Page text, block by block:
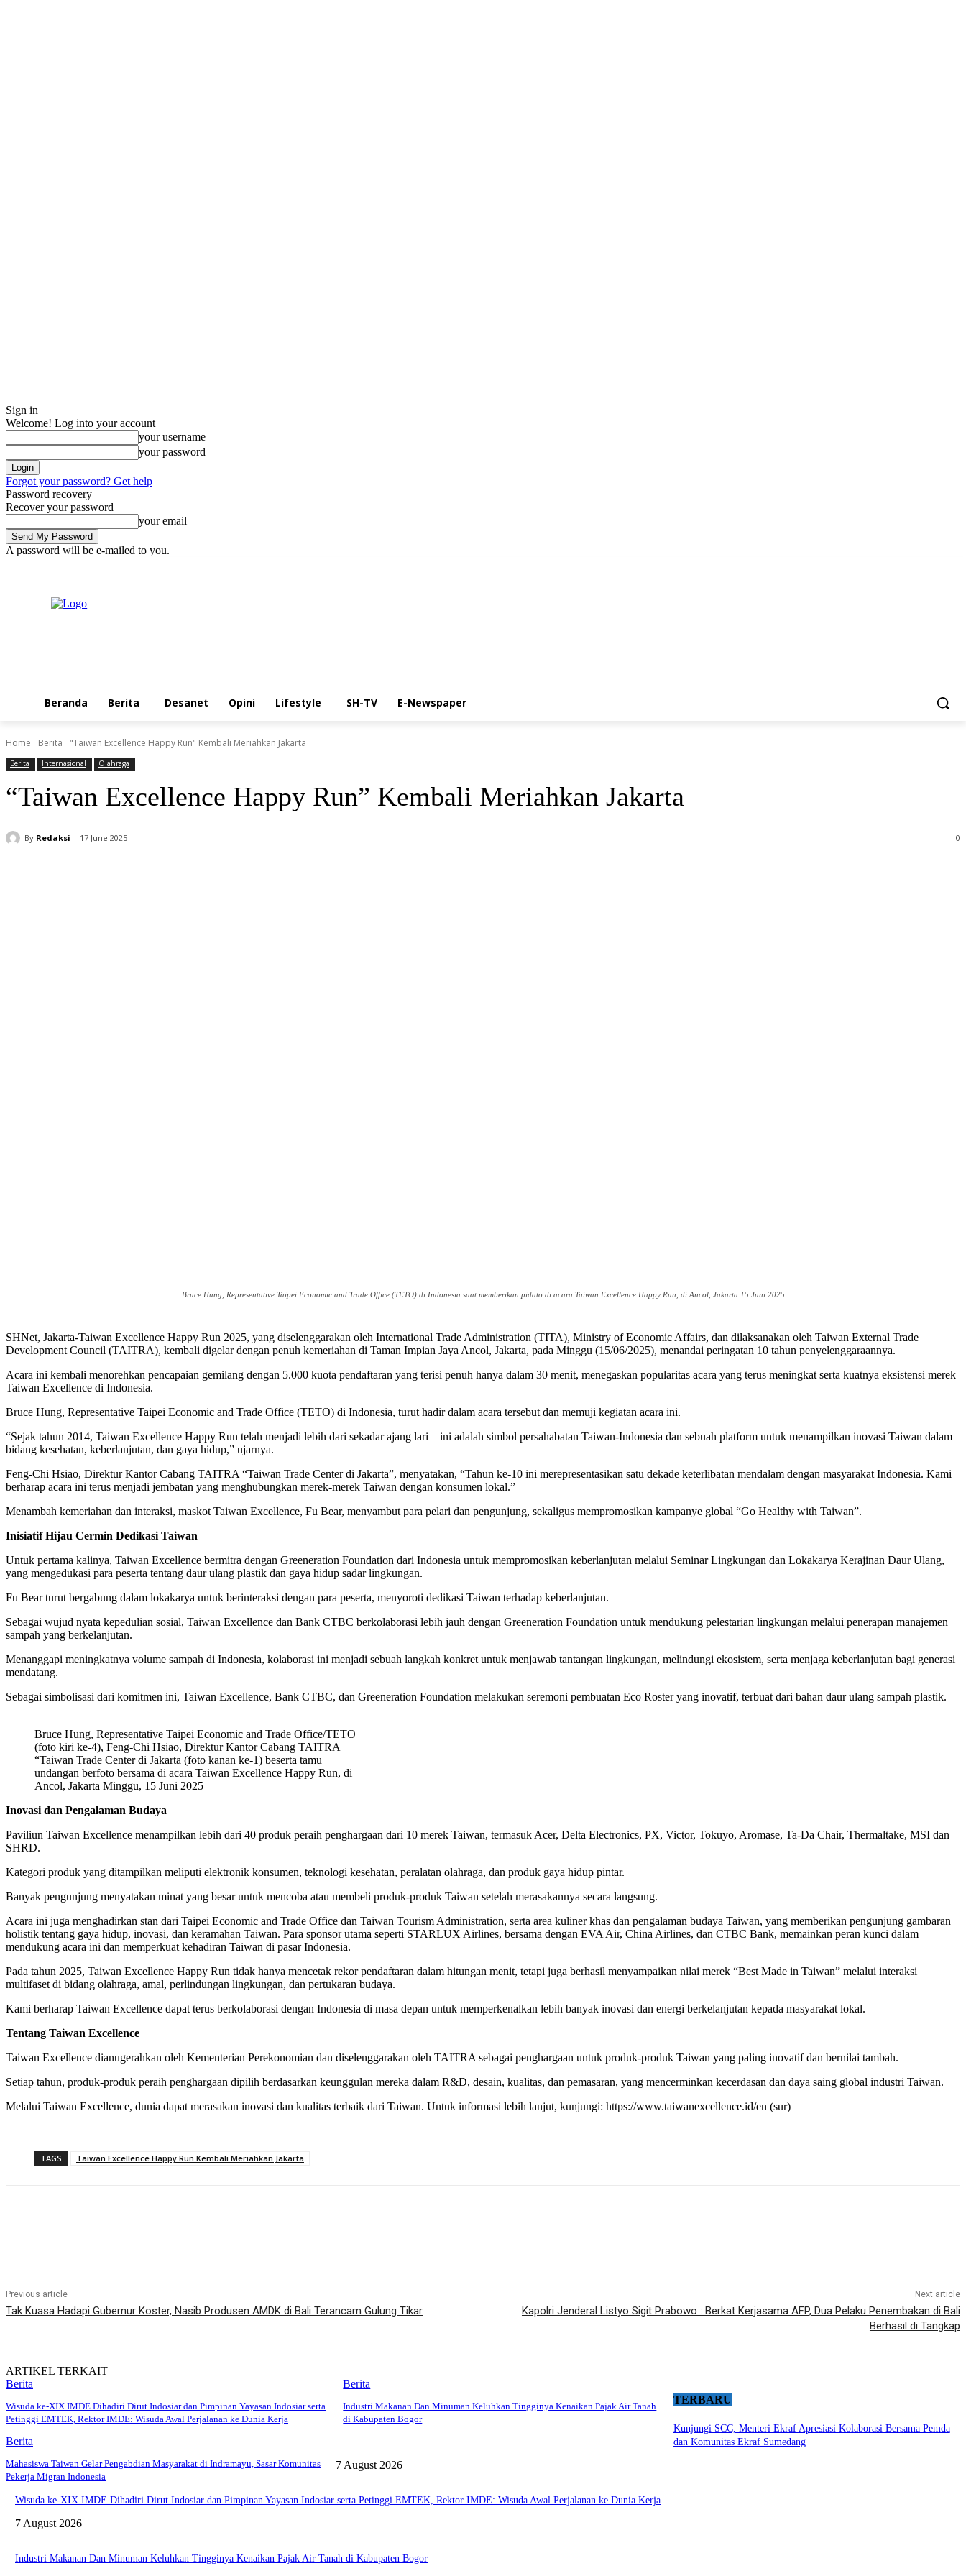
Sign in
Welcome! Log into your account
your username
your password
Forgot your password? Get help
Password recovery
Recover your password
your email
A password will be e-mailed to you.
Beranda Berita Desanet Opini Lifestyle SH-TV E-Newspaper
Home Berita "Taiwan Excellence Happy Run" Kembali Meriahkan Jakarta
Berita Internasional Olahraga
“Taiwan Excellence Happy Run” Kembali Meriahkan Jakarta
By Redaksi 17 June 2025 0
Bruce Hung, Representative Taipei Economic and Trade Office (TETO) di Indonesia saat memberikan pidato di acara Taiwan Excellence Happy Run, di Ancol, Jakarta 15 Juni 2025
SHNet, Jakarta-Taiwan Excellence Happy Run 2025, yang diselenggarakan oleh International Trade Administration (TITA), Ministry of Economic Affairs, dan dilaksanakan oleh Taiwan External Trade
Development Council (TAITRA), kembali digelar dengan penuh kemeriahan di Taman Impian Jaya Ancol, Jakarta, pada Minggu (15/06/2025), menandai peringatan 10 tahun penyelenggaraannya.
Acara ini kembali menorehkan pencapaian gemilang dengan 5.000 kuota pendaftaran yang terisi penuh hanya dalam 30 menit, menegaskan popularitas acara yang terus meningkat serta kuatnya eksistensi merek
Taiwan Excellence di Indonesia.
Bruce Hung, Representative Taipei Economic and Trade Office (TETO) di Indonesia, turut hadir dalam acara tersebut dan memuji kegiatan acara ini.
“Sejak tahun 2014, Taiwan Excellence Happy Run telah menjadi lebih dari sekadar ajang lari—ini adalah simbol persahabatan Taiwan-Indonesia dan sebuah platform untuk menampilkan inovasi Taiwan dalam
bidang kesehatan, keberlanjutan, dan gaya hidup,” ujarnya.
Feng-Chi Hsiao, Direktur Kantor Cabang TAITRA “Taiwan Trade Center di Jakarta”, menyatakan, “Tahun ke-10 ini merepresentasikan satu dekade keterlibatan mendalam dengan masyarakat Indonesia. Kami
berharap acara ini terus menjadi jembatan yang menghubungkan merek-merek Taiwan dengan konsumen lokal.”
Menambah kemeriahan dan interaksi, maskot Taiwan Excellence, Fu Bear, menyambut para pelari dan pengunjung, sekaligus mempromosikan kampanye global “Go Healthy with Taiwan”.
Inisiatif Hijau Cermin Dedikasi Taiwan
Untuk pertama kalinya, Taiwan Excellence bermitra dengan Greeneration Foundation dari Indonesia untuk mempromosikan keberlanjutan melalui Seminar Lingkungan dan Lokakarya Kerajinan Daur Ulang,
yang mengedukasi para peserta tentang daur ulang plastik dan gaya hidup sadar lingkungan.
Fu Bear turut bergabung dalam lokakarya untuk berinteraksi dengan para peserta, menyoroti dedikasi Taiwan terhadap keberlanjutan.
Sebagai wujud nyata kepedulian sosial, Taiwan Excellence dan Bank CTBC berkolaborasi lebih jauh dengan Greeneration Foundation untuk mendukung pelestarian lingkungan melalui penerapan manajemen
sampah yang berkelanjutan.
Menanggapi meningkatnya volume sampah di Indonesia, kolaborasi ini menjadi sebuah langkah konkret untuk menjawab tantangan lingkungan, melindungi ekosistem, serta menjaga keberlanjutan bagi generasi
mendatang.
Sebagai simbolisasi dari komitmen ini, Taiwan Excellence, Bank CTBC, dan Greeneration Foundation melakukan seremoni pembuatan Eco Roster yang inovatif, terbuat dari bahan daur ulang sampah plastik.
Bruce Hung, Representative Taipei Economic and Trade Office/TETO
(foto kiri ke-4), Feng-Chi Hsiao, Direktur Kantor Cabang TAITRA
“Taiwan Trade Center di Jakarta (foto kanan ke-1) beserta tamu
undangan berfoto bersama di acara Taiwan Excellence Happy Run, di
Ancol, Jakarta Minggu, 15 Juni 2025
Inovasi dan Pengalaman Budaya
Paviliun Taiwan Excellence menampilkan lebih dari 40 produk peraih penghargaan dari 10 merek Taiwan, termasuk Acer, Delta Electronics, PX, Victor, Tokuyo, Aromase, Ta-Da Chair, Thermaltake, MSI dan
SHRD.
Kategori produk yang ditampilkan meliputi elektronik konsumen, teknologi kesehatan, peralatan olahraga, dan produk gaya hidup pintar.
Banyak pengunjung menyatakan minat yang besar untuk mencoba atau membeli produk-produk Taiwan setelah merasakannya secara langsung.
Acara ini juga menghadirkan stan dari Taipei Economic and Trade Office dan Taiwan Tourism Administration, serta area kuliner khas dan pengalaman budaya Taiwan, yang memberikan pengunjung gambaran
holistik tentang gaya hidup, inovasi, dan keramahan Taiwan. Para sponsor utama seperti STARLUX Airlines, bersama dengan EVA Air, China Airlines, dan CTBC Bank, memainkan peran kunci dalam
mendukung acara ini dan memperkuat kehadiran Taiwan di pasar Indonesia.
Pada tahun 2025, Taiwan Excellence Happy Run tidak hanya mencetak rekor pendaftaran dalam hitungan menit, tetapi juga berhasil menyampaikan nilai merek “Best Made in Taiwan” melalui interaksi
multifaset di bidang olahraga, amal, perlindungan lingkungan, dan pertukaran budaya.
Kami berharap Taiwan Excellence dapat terus berkolaborasi dengan Indonesia di masa depan untuk memperkenalkan lebih banyak inovasi dan energi berkelanjutan kepada masyarakat lokal.
Tentang Taiwan Excellence
Taiwan Excellence dianugerahkan oleh Kementerian Perekonomian dan diselenggarakan oleh TAITRA sebagai penghargaan untuk produk-produk Taiwan yang paling inovatif dan bernilai tambah.
Setiap tahun, produk-produk peraih penghargaan dipilih berdasarkan keunggulan mereka dalam R&D, desain, kualitas, dan pemasaran, yang mencerminkan kecerdasan dan daya saing global industri Taiwan.
Melalui Taiwan Excellence, dunia dapat merasakan inovasi dan kualitas terbaik dari Taiwan. Untuk informasi lebih lanjut, kunjungi: https://www.taiwanexcellence.id/en (sur)
TAGS Taiwan Excellence Happy Run Kembali Meriahkan Jakarta
Previous article
Tak Kuasa Hadapi Gubernur Koster, Nasib Produsen AMDK di Bali Terancam Gulung Tikar
Next article
Kapolri Jenderal Listyo Sigit Prabowo : Berkat Kerjasama AFP, Dua Pelaku Penembakan di Bali
Berhasil di Tangkap
ARTIKEL TERKAIT
Berita
Wisuda ke-XIX IMDE Dihadiri Dirut Indosiar dan Pimpinan Yayasan Indosiar serta
Petinggi EMTEK, Rektor IMDE: Wisuda Awal Perjalanan ke Dunia Kerja
Berita
Industri Makanan Dan Minuman Keluhkan Tingginya Kenaikan Pajak Air Tanah
di Kabupaten Bogor
Berita
Mahasiswa Taiwan Gelar Pengabdian Masyarakat di Indramayu, Sasar Komunitas
Pekerja Migran Indonesia
TERBARU
Kunjungi SCC, Menteri Ekraf Apresiasi Kolaborasi Bersama Pemda
dan Komunitas Ekraf Sumedang
7 August 2026
Wisuda ke-XIX IMDE Dihadiri Dirut Indosiar dan Pimpinan Yayasan Indosiar serta Petinggi EMTEK, Rektor IMDE: Wisuda Awal Perjalanan ke Dunia Kerja
7 August 2026
Industri Makanan Dan Minuman Keluhkan Tingginya Kenaikan Pajak Air Tanah di Kabupaten Bogor